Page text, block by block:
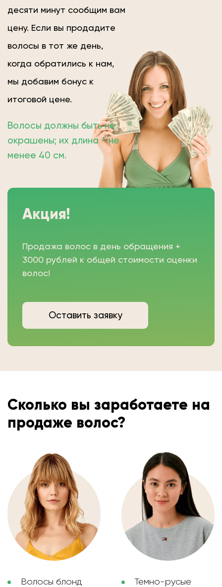
десяти минут сообщим вам
цену. Если вы продадите
волосы в тот же день,
когда обратились к нам,
мы добавим бонус к
итоговой цене.
Волосы должны быть не
окрашены; их длина − не
менее 40 см.
Акция!
Продажа волос в день обращения +
3000 рублей к общей стоимости оценки
волос!
Оставить заявку
Сколько вы заработаете на
продаже волос?
Волосы блонд
Темно-русые